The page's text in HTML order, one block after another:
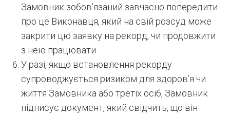
Замовник зобов’язаний завчасно попередити
про це Виконавця, який на свій розсуд може
закрити цю заявку на рекорд, чи продовжити
з нею працювати.
У разі, якщо встановлення рекорду
супроводжується ризиком для здоров’я чи
життя Замовника або третіх осіб, Замовник
підписує документ, який свідчить, що він